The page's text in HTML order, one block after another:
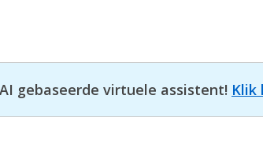
gebaseerde virtuele assistent! Klik